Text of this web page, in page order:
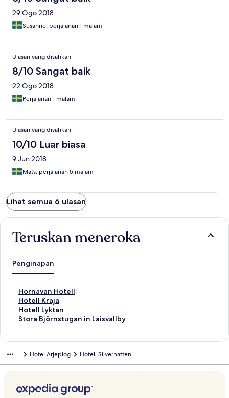
29 Ogo 2018
Susanne, perjalanan 1 malam
Ulasan yang disahkan
8/10 Sangat baik
22 Ogo 2018
Perjalanan 1 malam
Ulasan yang disahkan
10/10 Luar biasa
9 Jun 2018
Mats, perjalanan 5 malam
Lihat semua 6 ulasan
Teruskan meneroka
Penginapan
Hornavan Hotell
P
a
u
t
a
a
Hotell Kraja
P
a
u
t
d
Hotell Lyktan
P
a
S
n
Stora Björnstugan in Laisvallby
P
n
a
Hotel Arjeplog Hotell Silverhatten